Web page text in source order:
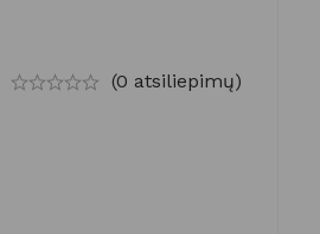
(0 atsiliepimų)